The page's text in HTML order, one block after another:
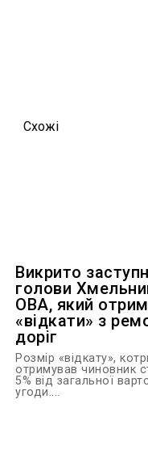
Схожi
Викрито
голови
ОВА, який
«відкати» з
доріг
Розмір «відкату»,
отримував чиновник
5% від загальної
угоди....